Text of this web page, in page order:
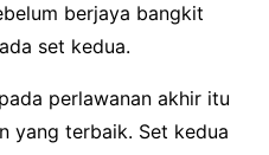
berjaya bangkit
set kedua.
perlawanan akhir itu
yang terbaik. Set kedua